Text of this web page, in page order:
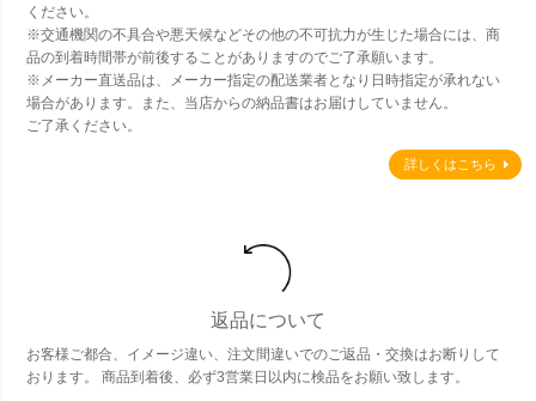
ください。
※交通機関の不具合や悪天候などその他の不可抗力が生じた場合には、商
品の到着時間帯が前後することがありますのでご了承願います。
※メーカー直送品は、メーカー指定の配送業者となり日時指定が承れない
場合があります。また、当店からの納品書はお届けしていません。
ご了承ください。
詳しくはこちら
返品について
お客様ご都合、イメージ違い、注文間違いでのご返品・交換はお断りして
おります。 商品到着後、必ず3営業日以内に検品をお願い致します。